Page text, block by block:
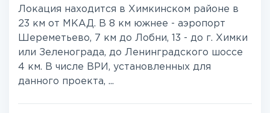
Локация находится в Химкинском районе в
23 км от МКАД. В 8 км южнее - аэропорт
Шереметьево, 7 км до Лобни, 13 - до г. Химки
или Зеленограда, до Ленинградского шоссе
4 км. В числе ВРИ, установленных для
данного проекта, ...